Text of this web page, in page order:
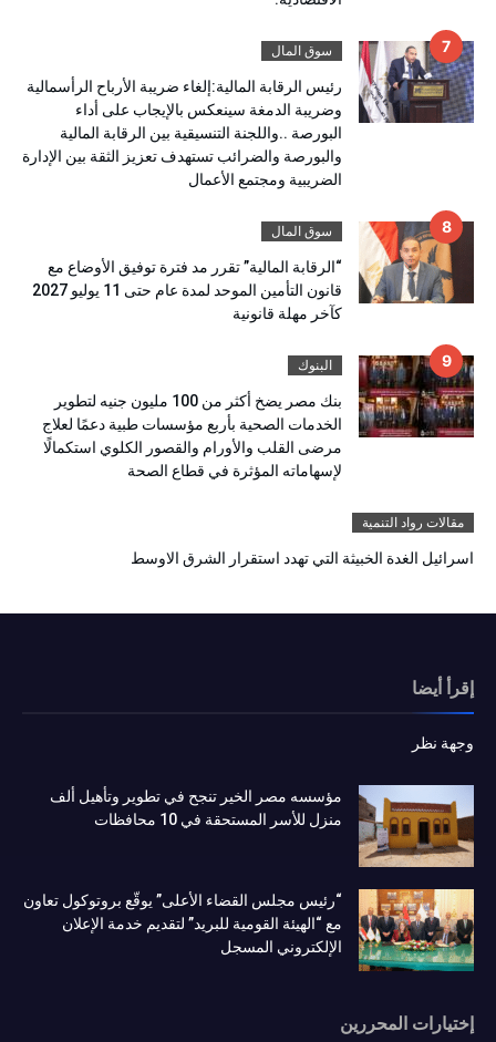
سوق المال
رئيس الرقابة المالية:إلغاء ضريبة الأرباح الرأسمالية
وضريبة الدمغة سينعكس بالإيجاب على أداء
البورصة ..واللجنة التنسيقية بين الرقابة المالية
والبورصة والضرائب تستهدف تعزيز الثقة بين الإدارة
الضريبية ومجتمع الأعمال
سوق المال
“الرقابة المالية” تقرر مد فترة توفيق الأوضاع مع
قانون التأمين الموحد لمدة عام حتى 11 يوليو 2027
كآخر مهلة قانونية
البنوك
بنك مصر يضخ أكثر من 100 مليون جنيه لتطوير
الخدمات الصحية بأربع مؤسسات طبية دعمًا لعلاج
مرضى القلب والأورام والقصور الكلوي استكمالًا
لإسهاماته المؤثرة في قطاع الصحة
مقالات رواد التنمية
اسرائيل الغدة الخبيثة التي تهدد استقرار الشرق الاوسط
إقرأ أيضا
وجهة نظر
مؤسسه مصر الخير تنجح في تطوير وتأهيل ألف
منزل للأسر المستحقة في 10 محافظات
“رئيس مجلس القضاء الأعلى” يوقّع بروتوكول تعاون
مع “الهيئة القومية للبريد” لتقديم خدمة الإعلان
الإلكتروني المسجل
إختيارات المحررين